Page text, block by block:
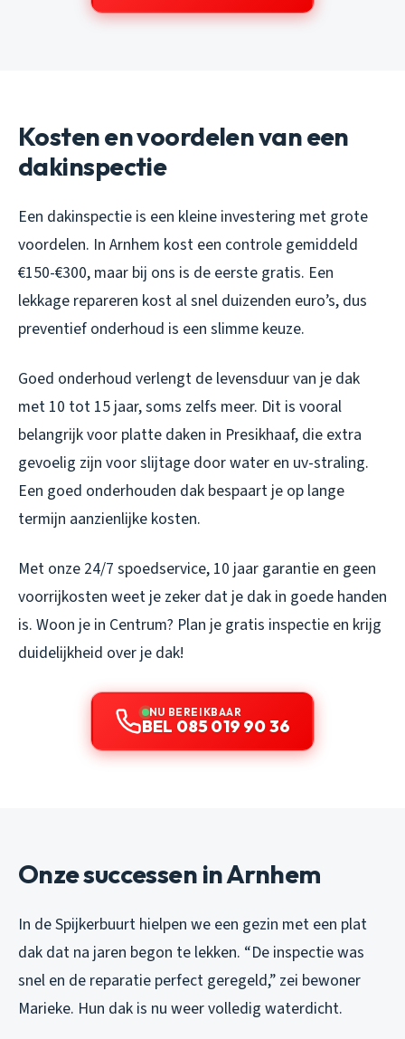
Kosten en voordelen van een
dakinspectie
Een dakinspectie is een kleine investering met grote
voordelen. In Arnhem kost een controle gemiddeld
€150-€300, maar bij ons is de eerste gratis. Een
lekkage repareren kost al snel duizenden euro’s, dus
preventief onderhoud is een slimme keuze.
Goed onderhoud verlengt de levensduur van je dak
met 10 tot 15 jaar, soms zelfs meer. Dit is vooral
belangrijk voor platte daken in Presikhaaf, die extra
gevoelig zijn voor slijtage door water en uv-straling.
Een goed onderhouden dak bespaart je op lange
termijn aanzienlijke kosten.
Met onze 24/7 spoedservice, 10 jaar garantie en geen
voorrijkosten weet je zeker dat je dak in goede handen
is. Woon je in Centrum? Plan je gratis inspectie en krijg
duidelijkheid over je dak!
NU BEREIKBAAR
BEL 085 019 90 36
Onze successen in Arnhem
In de Spijkerbuurt hielpen we een gezin met een plat
dak dat na jaren begon te lekken. “De inspectie was
snel en de reparatie perfect geregeld,” zei bewoner
Marieke. Hun dak is nu weer volledig waterdicht.